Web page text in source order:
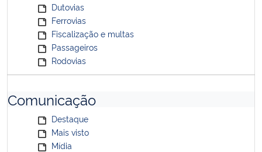
Dutovias
Ferrovias
Fiscalização e multas
Passageiros
Rodovias
Comunicação
Destaque
Mais visto
Mídia